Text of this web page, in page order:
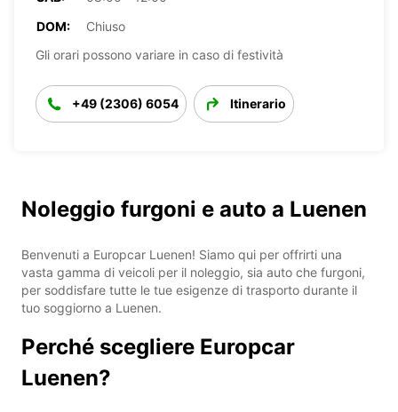
DOM:
Chiuso
Gli orari possono variare in caso di festività
+49 (2306) 6054 Itinerario
Noleggio furgoni e auto a Luenen
Benvenuti a Europcar Luenen! Siamo qui per offrirti una
vasta gamma di veicoli per il noleggio, sia auto che furgoni,
per soddisfare tutte le tue esigenze di trasporto durante il
tuo soggiorno a Luenen.
Perché scegliere Europcar
Luenen?